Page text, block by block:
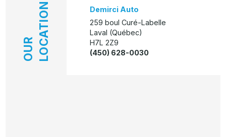
OUR LOCATION
Demirci Auto
259 boul Curé-Labelle
Laval (Québec)
H7L 2Z9
(450) 628-0030